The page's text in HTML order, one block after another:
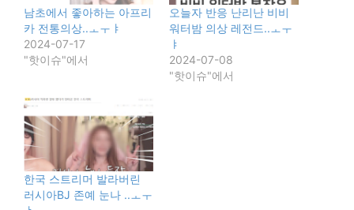
남초에서 좋아하는 아프리
카 전통의상..ㅗㅜㅑ
2024-07-17
"핫이슈"에서
오늘자 반응 난리난 비비
워터밤 의상 레전드..ㅗㅜ
ㅑ
2024-07-08
"핫이슈"에서
한국 스트리머 발라버린
러시아BJ 존예 눈나 ..ㅗㅜ